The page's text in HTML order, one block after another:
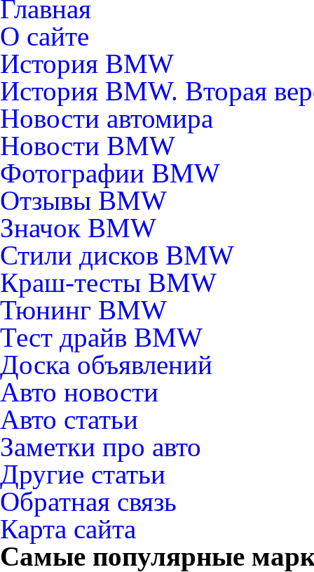
Главная
О сайте
История BMW
История BMW. Вторая
Новости автомира
Новости BMW
Фотографии BMW
Отзывы BMW
Значок BMW
Стили дисков BMW
Краш-тесты BMW
Тюнинг BMW
Тест драйв BMW
Доска объявлений
Авто новости
Авто статьи
Заметки про авто
Другие статьи
Обратная связь
Карта сайта
Самые популярные